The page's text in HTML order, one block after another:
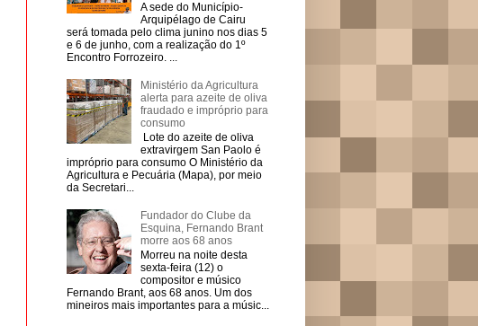
A sede do Município-
Arquipélago de Cairu
será tomada pelo clima junino nos dias 5
e 6 de junho, com a realização do 1º
Encontro Forrozeiro. ...
Ministério da Agricultura
alerta para azeite de oliva
fraudado e impróprio para
consumo
Lote do azeite de oliva
extravirgem San Paolo é
impróprio para consumo O Ministério da
Agricultura e Pecuária (Mapa), por meio
da Secretari...
Fundador do Clube da
Esquina, Fernando Brant
morre aos 68 anos
Morreu na noite desta
sexta-feira (12) o
compositor e músico
Fernando Brant, aos 68 anos. Um dos
mineiros mais importantes para a músic...